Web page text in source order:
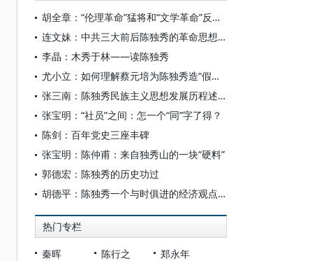
胡全章：“伦理革命”猛将和“文学革命”反对派——以吴虞与陈独秀、柳亚子的文学学术交往为中心
连文妹：中共三大前后陈独秀的革命思想演变
李晶：木秀于林——读陈独秀
尤小立：如何理解蔡元培为陈独秀造“假履历”
张三南：陈独秀民族主义思想发展历程述析
张宝明：“社员”之间：怎一个“同”字了得？
陈剑：百年党史三座丰碑
张宝明：陈仲甫：来自独秀山的一块“硬料”
郭德宏：陈独秀的历史功过
胡德平：陈独秀一个与时俱进的经济观点——社会主义中的私人企业
热门专栏
秦晖 陈行之
郑永年